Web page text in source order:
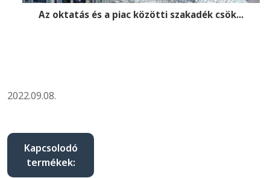
Az oktatás és a piac közötti szakadék csök...
2022.09.08.
Kapcsolodó
termékek: